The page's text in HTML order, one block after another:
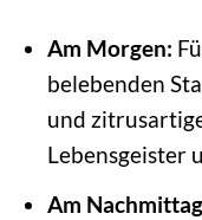
Am Morgen:
belebenden
und
Lebensgeister
Am